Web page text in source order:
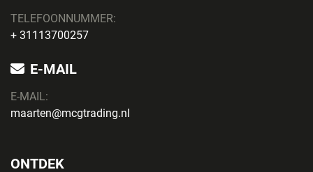
TELEFOONNUMMER:
+ 31113700257
E-MAIL
E-MAIL:
maarten@mcgtrading.nl
ONTDEK